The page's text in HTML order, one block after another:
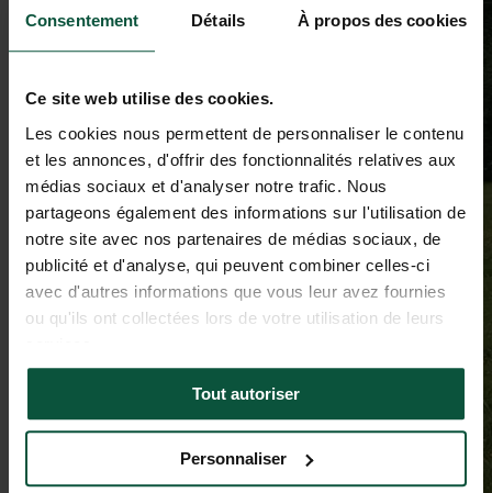
Consentement Détails À propos des cookies
Ce site web utilise des cookies.
Les cookies nous permettent de personnaliser le contenu
et les annonces, d'offrir des fonctionnalités relatives aux
médias sociaux et d'analyser notre trafic. Nous
partageons également des informations sur l'utilisation de
notre site avec nos partenaires de médias sociaux, de
publicité et d'analyse, qui peuvent combiner celles-ci
avec d'autres informations que vous leur avez fournies
ou qu'ils ont collectées lors de votre utilisation de leurs
Tout autoriser
Personnaliser